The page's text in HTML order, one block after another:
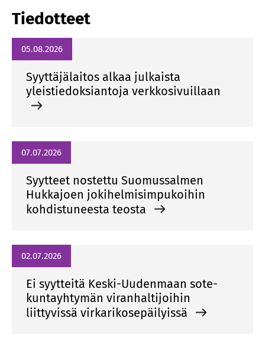
Tiedotteet
05.08.2026
Syyttäjälaitos alkaa julkaista
yleistiedoksiantoja verkkosivuillaan
07.07.2026
Syytteet nostettu Suomussalmen
Hukkajoen jokihelmisimpukoihin
kohdistuneesta teosta
02.07.2026
Ei syytteitä Keski-Uudenmaan sote-
kuntayhtymän viranhaltijoihin
liittyvissä virkarikosepäilyissä